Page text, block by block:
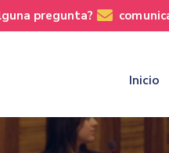
pregunta?
Inicio